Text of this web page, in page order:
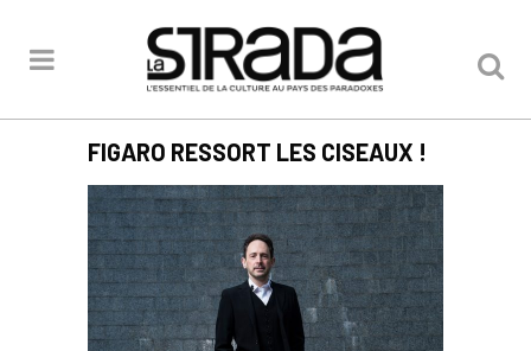
FIGARO RESSORT LES CISEAUX !